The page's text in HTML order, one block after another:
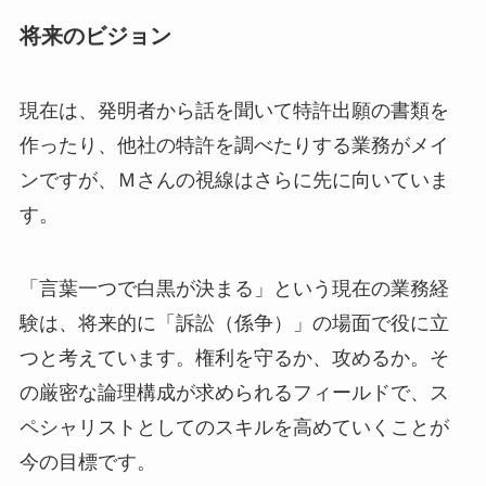
将来のビジョン
現在は、発明者から話を聞いて特許出願の書類を
作ったり、他社の特許を調べたりする業務がメイ
ンですが、Ｍさんの視線はさらに先に向いていま
す。
「言葉一つで白黒が決まる」という現在の業務経
験は、将来的に「訴訟（係争）」の場面で役に立
つと考えています。権利を守るか、攻めるか。そ
の厳密な論理構成が求められるフィールドで、ス
ペシャリストとしてのスキルを高めていくことが
今の目標です。